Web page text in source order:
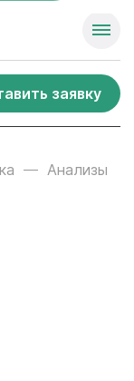
заявку
Анализы